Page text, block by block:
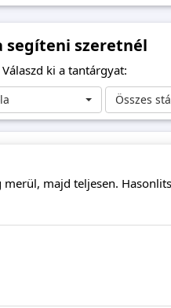
segíteni szeretnél
Válaszd ki a tantárgyat:
Összes
majd teljesen.